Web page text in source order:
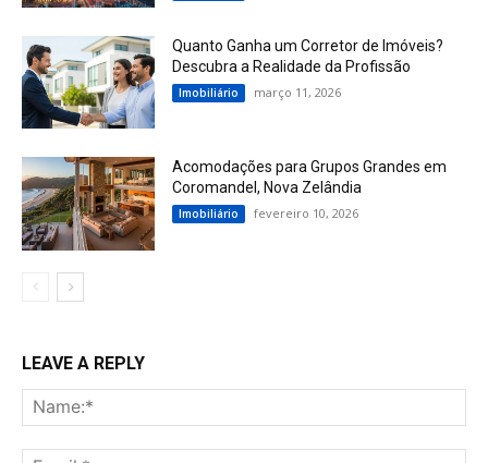
Quanto Ganha um Corretor de Imóveis?
Descubra a Realidade da Profissão
Imobiliário março 11, 2026
Acomodações para Grupos Grandes em
Coromandel, Nova Zelândia
Imobiliário fevereiro 10, 2026
LEAVE A REPLY